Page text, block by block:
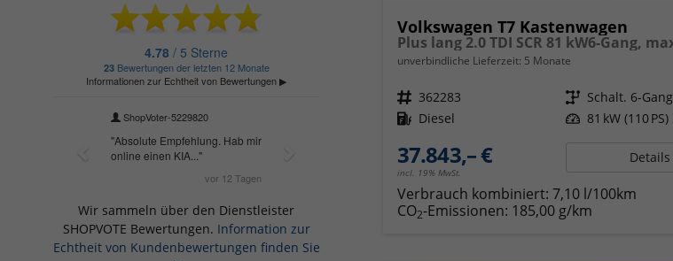
Volkswagen T7 Kastenwagen
unverbindliche Lieferzeit: 5 Monate
Fahrzeugnr. 362283 Getriebe Schalt. 6-Gang
Kraftstoff Diesel Leistung 81 kW (110 PS)
37.843,– €
incl. 19% MwSt.
Details
Verbrauch kombiniert: 7,10 l/100km
CO2-Emissionen: 185,00 g/km
Wir sammeln über den Dienstleister
SHOPVOTE Bewertungen. Information zur
Echtheit von Kundenbewertungen finden Sie